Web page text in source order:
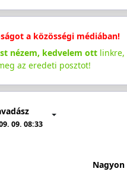
a közösségi médiában!
nézem, kedvelem ottlinkre,
az eredeti posztot!
09. 08:33
Nagyon